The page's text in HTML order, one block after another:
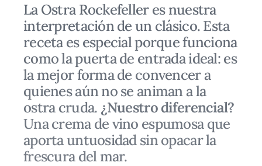
La Ostra Rockefeller es nuestra
interpretación de un clásico. Esta
receta es especial porque funciona
como la puerta de entrada ideal: es
la mejor forma de convencer a
quienes aún no se animan a la
ostra cruda. ¿Nuestro diferencial?
Una crema de vino espumosa que
aporta untuosidad sin opacar la
frescura del mar.